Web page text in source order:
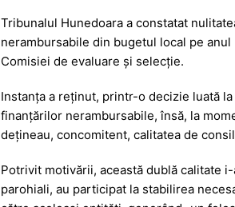
c
e
b
o
o
k
at
s
A
p
p
s
s
e
n
g
er
itt
er
e
gr
a
m
s
a
g
e
a
z
ă
Tribunalul Hunedoara a constatat
nerambursabile din bugetul local pe
Comisiei de evaluare și selecție.
Instanța a reținut, printr-o decizie luată
finanțărilor nerambursabile, însă, la
dețineau, concomitent, calitatea de
Potrivit motivării, această dublă calitate
parohiali, au participat la stabilirea